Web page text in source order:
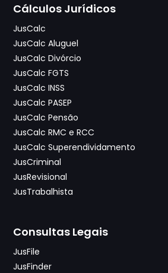
Cálculos Jurídicos
JusCalc
JusCalc Aluguel
JusCalc Divórcio
JusCalc FGTS
JusCalc INSS
JusCalc PASEP
JusCalc Pensão
JusCalc RMC e RCC
JusCalc Superendividamento
JusCriminal
JusRevisional
JusTrabalhista
Consultas Legais
JusFile
JusFinder